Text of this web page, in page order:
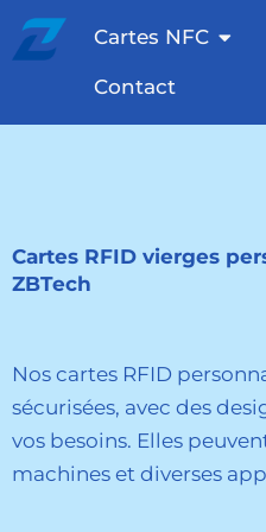
Passer
au
Cartes NFC
Contact
Cartes RFID vierges
ZBTech
Nos cartes RFID
sécurisées, avec des
vos besoins. Elles
machines et diverses